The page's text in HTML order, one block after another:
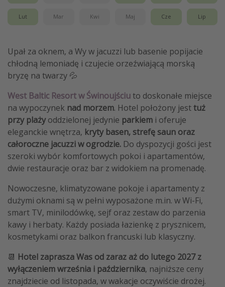
Lut Mar Kwi Maj Cze Lip
Upał za oknem, a Wy w jacuzzi lub basenie popijacie
chłodną lemoniadę i czujecie orzeźwiającą morską
bryzę na twarzy 💦
West Baltic Resort w Świnoujściu to doskonałe miejsce
na wypoczynek nad morzem. Hotel położony jesttuż
przy plażyoddzielonej jedynie parkiem i oferuje
eleganckie wnętrza, kryty basen, strefę saun oraz
całoroczne jacuzzi w ogrodzie. Do dyspozycji gości jest
szeroki wybór komfortowych pokoi i apartamentów,
dwie restauracje oraz bar z widokiem na promenadę.
Nowoczesne, klimatyzowane pokoje i apartamenty z
dużymi oknami są w pełni wyposażone m.in. w Wi-Fi,
smart TV, minilodówkę, sejf oraz zestaw do parzenia
kawy i herbaty. Każdy posiada łazienkę z prysznicem,
kosmetykami oraz balkon francuski lub klasyczny.
📆 Hotel zaprasza Was od zaraz aż do lutego 2027 z
wyłączeniem września i października, najniższe ceny
znajdziecie od listopada, w wakacje oczywiście drożej.